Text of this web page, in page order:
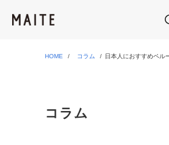
HOME コラム 日本人におすすめペル
コラム